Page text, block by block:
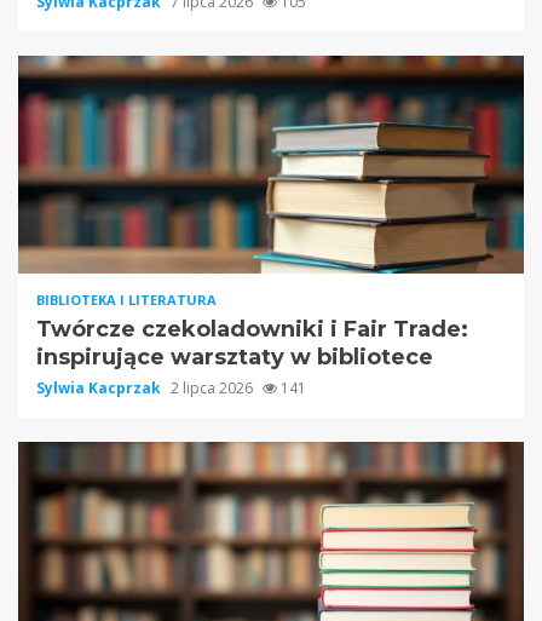
BIBLIOTEKA I LITERATURA
Twórcze czekoladowniki i Fair Trade:
inspirujące warsztaty w bibliotece
Sylwia Kacprzak 2 lipca 2026 141